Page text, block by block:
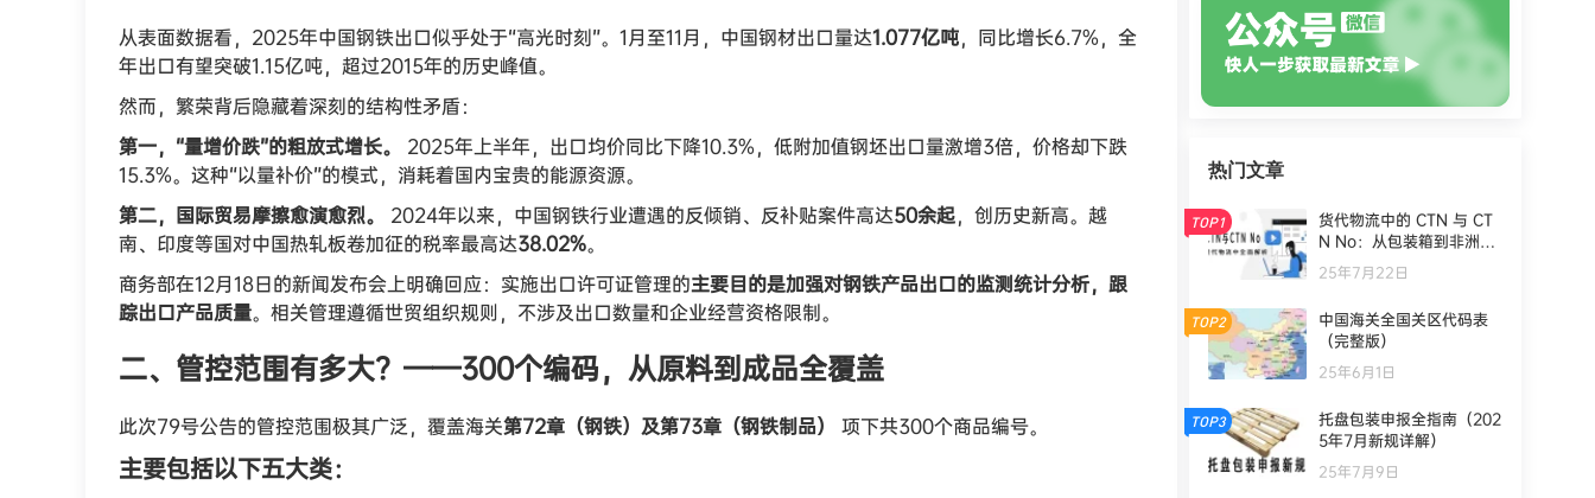
从表面数据看，2025年中国钢铁出口似乎处于“高光时刻”。1月至11月，中国钢材出口量达1.077亿吨，同比增长6.7%，全
年出口有望突破1.15亿吨，超过2015年的历史峰值。
然而，繁荣背后隐藏着深刻的结构性矛盾：
第一，“量增价跌”的粗放式增长。
2025年上半年，出口均价同比下降10.3%，低附加值钢坯出口量激增3倍，价格却下跌
15.3%。这种“以量补价”的模式，消耗着国内宝贵的能源资源。
第二，国际贸易摩擦愈演愈烈。
2024年以来，中国钢铁行业遭遇的反倾销、反补贴案件高达50余起，创历史新高。越
南、印度等国对中国热轧板卷加征的税率最高达38.02%。
商务部在12月18日的新闻发布会上明确回应：实施出口许可证管理的主要目的是加强对钢铁产品出口的监测统计分析，跟
踪出口产品质量。相关管理遵循世贸组织规则，不涉及出口数量和企业经营资格限制。
二、管控范围有多大？——300个编码，从原料到成品全覆盖
此次79号公告的管控范围极其广泛，覆盖海关第72章（钢铁）及第73章（钢铁制品） 项下共300个商品编号。
主要包括以下五大类：
热门文章
TOP1
货代物流中的 CTN 与 CT
N No：从包装箱到非洲清
关的全面解析
25年7月22日
TOP2
中国海关全国关区代码表
（完整版）
25年6月1日
TOP3
托盘包装申报全指南（202
5年7月新规详解）
25年7月9日